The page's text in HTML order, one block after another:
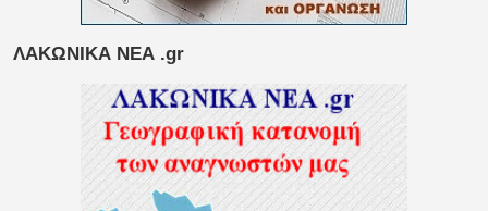
ΛΑΚΩΝΙΚΑ ΝΕΑ .gr